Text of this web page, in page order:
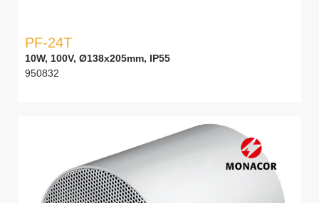
PF-24T
10W, 100V, Ø138x205mm, IP55
950832